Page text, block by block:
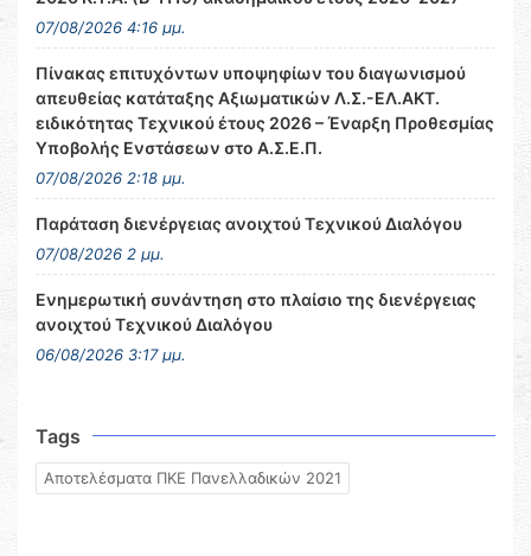
07/08/2026 4:16 μμ.
Πίνακας επιτυχόντων υποψηφίων του διαγωνισμού
απευθείας κατάταξης Αξιωματικών Λ.Σ.-ΕΛ.ΑΚΤ.
ειδικότητας Τεχνικού έτους 2026 – Έναρξη Προθεσμίας
Υποβολής Ενστάσεων στο Α.Σ.Ε.Π.
07/08/2026 2:18 μμ.
Παράταση διενέργειας ανοιχτού Τεχνικού Διαλόγου
07/08/2026 2 μμ.
Ενημερωτική συνάντηση στο πλαίσιο της διενέργειας
ανοιχτού Τεχνικού Διαλόγου
06/08/2026 3:17 μμ.
Tags
Αποτελέσματα ΠΚΕ Πανελλαδικών 2021